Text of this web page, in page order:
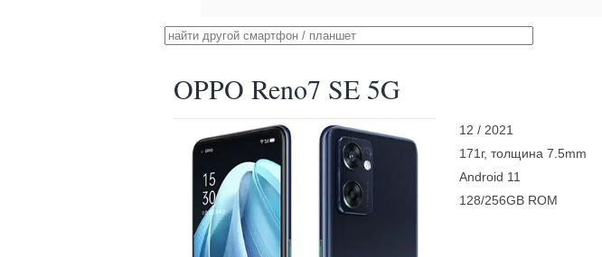
OPPO Reno7 SE 5G
12 / 2021
171г, толщина 7.5mm
Android 11
128/256GB ROM